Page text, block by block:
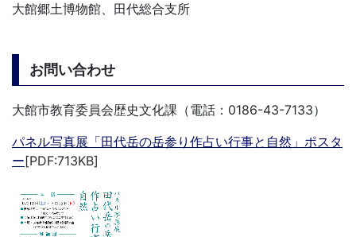
大館郷土博物館、田代総合支所
お問い合わせ
大館市教育委員会歴史文化課（電話：0186-43-7133）
パネル写真展「田代岳の岳参り作占い行事と自然」ポスタ
ー[PDF:713KB]